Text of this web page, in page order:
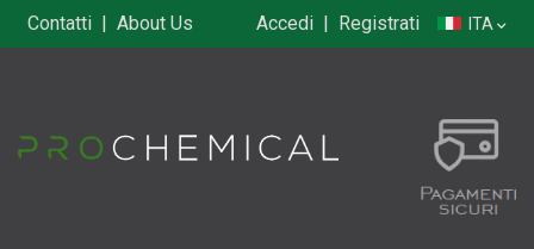
Contatti | About Us ITA
Accedi | Registrati